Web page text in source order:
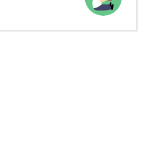
soorten opvang